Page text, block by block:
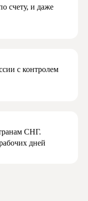
счету, и даже
с контролем
СНГ.
дней